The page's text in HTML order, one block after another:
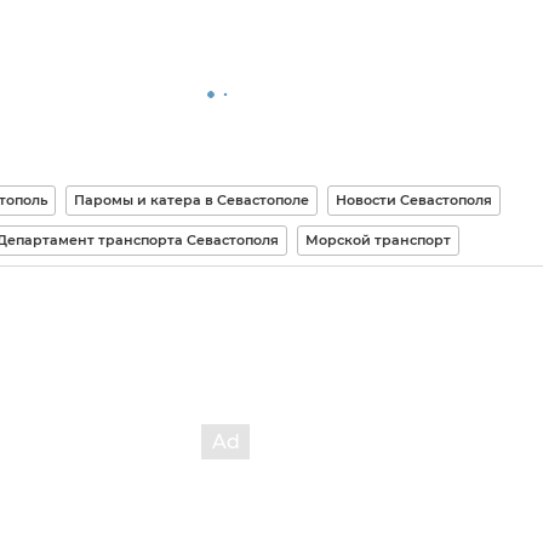
Паромы и катера в Севастополе Новости Севастополя
транспорта Севастополя Морской транспорт